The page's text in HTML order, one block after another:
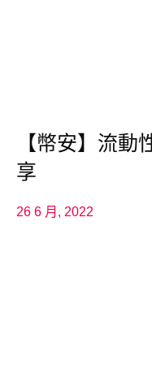
【幣安】流動
享
26 6 月, 2022